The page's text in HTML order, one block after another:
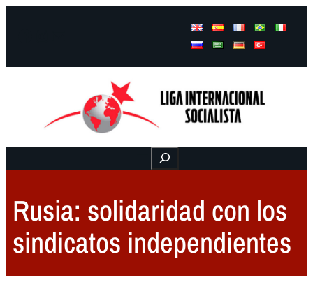
Buscar
Rusia: solidaridad con los
sindicatos independientes